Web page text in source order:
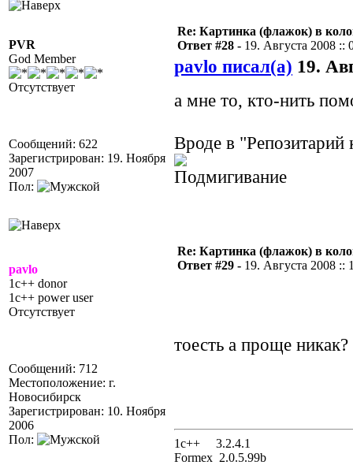
PVR
God Member
Отсутствует
Сообщений: 622
Зарегистрирован: 19. Ноября
2007
Пол:
Re: Картинка (флажок) в
Ответ #28 - 19. Августа 2008 ::
pavlo писал(а) 19.
а мне то, кто-нить
Вроде в
pavlo
1c++ donor
1c++ power user
Отсутствует
Сообщений: 712
Местоположение: г.
Новосибирск
Зарегистрирован: 10. Ноября
2006
Пол:
Re: Картинка (флажок) в
Ответ #29 - 19. Августа 2008 ::
тоесть а проще никак?
1с++ 3.2.4.1
Formex 2.0.5.99b